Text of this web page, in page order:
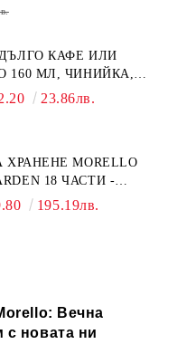
КАФЕ ИЛИ
160 МЛ, ЧИНИЙКА,
ORANGE LOVE
23.86лв.
ХРАНЕНЕ MORELLO
18 ЧАСТИ -
195.19лв.
Вечна
новата ни